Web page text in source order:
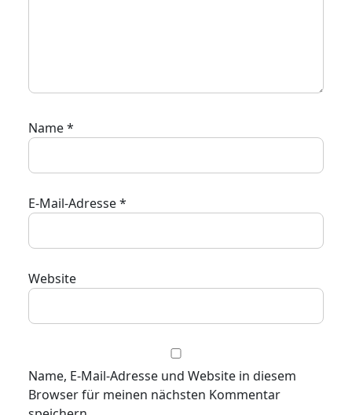
Name*
E-Mail-Adresse*
Website
Name, E-Mail-Adresse und Website in diesem
Browser für meinen nächsten Kommentar